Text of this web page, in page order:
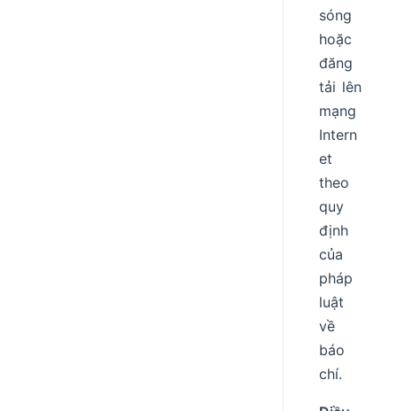
sóng
hoặc
đăng
tải lên
mạng
Intern
et
theo
quy
định
của
pháp
luật
về
báo
chí.